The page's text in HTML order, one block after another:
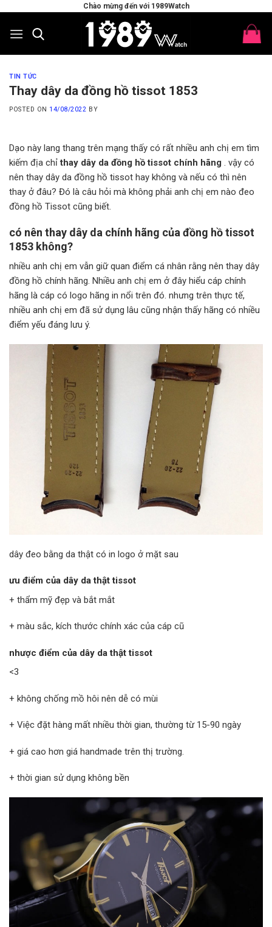
content
Chào mừng đến với 1989Watch
TIN TỨC
Thay dây da đồng hồ tissot 1853
POSTED ON 14/08/2022 BY
Dạo này lang thang trên mạng thấy có rất nhiều anh chị em tìm
kiếm địa chỉthay dây da đồng hồ tissot chính hãng . vậy có
nên thay dây da đồng hồ tissot hay không và nếu có thì nên
thay ở đâu? Đó là câu hỏi mà không phải anh chị em nào đeo
đồng hồ Tissot cũng biết.
có nên thay dây da chính hãng của đồng hồ tissot
1853 không?
nhiều anh chị em vẫn giữ quan điểm cá nhân rằng nên thay dây
đồng hồ chính hãng. Nhiều anh chị em ở đây hiểu cáp chính
hãng là cáp có logo hãng in nổi trên đó. nhưng trên thực tế,
nhiều anh chị em đã sử dụng lâu cũng nhận thấy hãng có nhiều
điểm yếu đáng lưu ý.
dây đeo bằng da thật có in logo ở mặt sau
ưu điểm của dây da thật tissot
+ thẩm mỹ đẹp và bắt mắt
+ màu sắc, kích thước chính xác của cáp cũ
nhược điểm của dây da thật tissot
<3
+ không chống mồ hôi nên dễ có mùi
+ Việc đặt hàng mất nhiều thời gian, thường từ 15-90 ngày
+ giá cao hơn giá handmade trên thị trường.
+ thời gian sử dụng không bền